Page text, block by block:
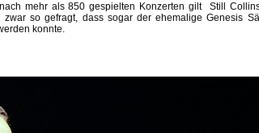
mehr als 850 gespielten Konzerten gilt Still
so gefragt, dass sogar der ehemalige Genesis
konnte.